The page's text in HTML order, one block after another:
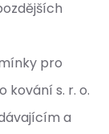
pro
kování s. r. o.
a